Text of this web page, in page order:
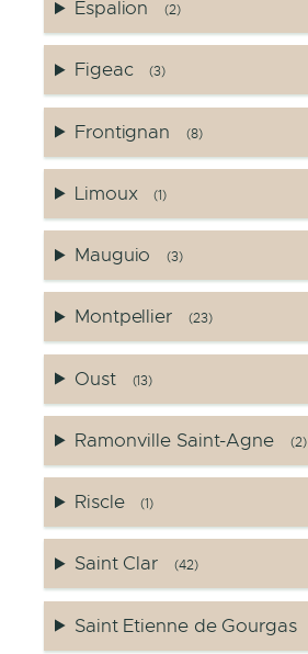
Espalion (2)
Figeac (3)
Frontignan (8)
Limoux (1)
Mauguio (3)
Montpellier (23)
Oust (13)
Ramonville Saint-Agne (2)
Riscle (1)
Saint Clar (42)
Saint Etienne de Gourgas